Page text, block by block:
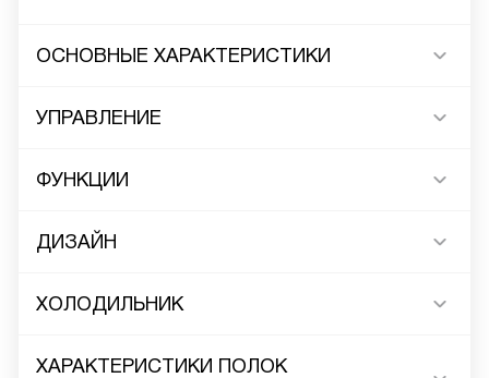
ОСНОВНЫЕ ХАРАКТЕРИСТИКИ
УПРАВЛЕНИЕ
ФУНКЦИИ
ДИЗАЙН
ХОЛОДИЛЬНИК
ХАРАКТЕРИСТИКИ ПОЛОК